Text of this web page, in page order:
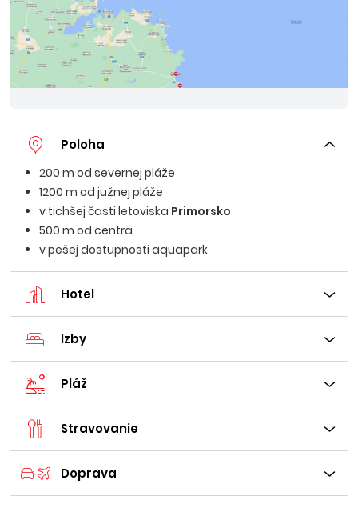
Poloha
200 m od severnej pláže
1200 m od južnej pláže
v tichšej časti letoviska Primorsko
500 m od centra
v pešej dostupnosti aquapark
Hotel
Izby
Pláž
Stravovanie
Doprava